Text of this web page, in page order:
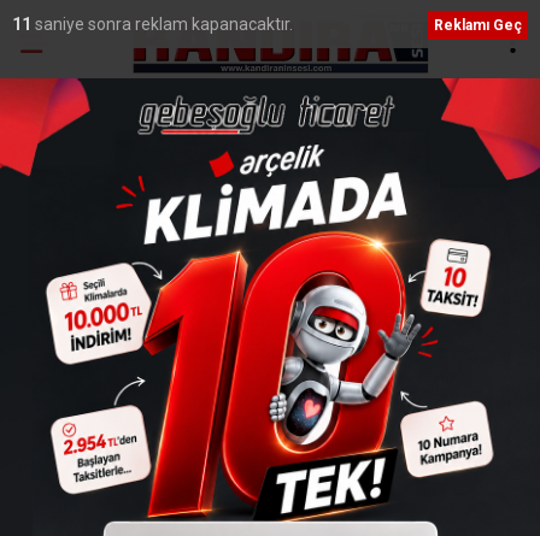
Ana Sayfa›Kültür
10 saniye sonra reklam kapanacaktır. Reklamı Geç